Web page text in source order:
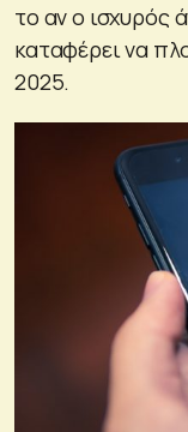
το αν ο ισχυρός
καταφέρει να
2025.